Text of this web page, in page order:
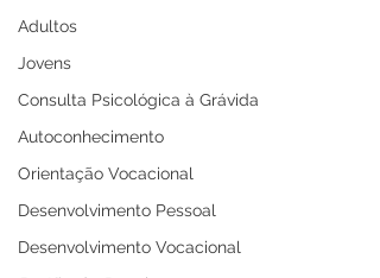
Adultos
Jovens
Consulta Psicológica à Grávida
Autoconhecimento
Orientação Vocacional
Desenvolvimento Pessoal
Desenvolvimento Vocacional